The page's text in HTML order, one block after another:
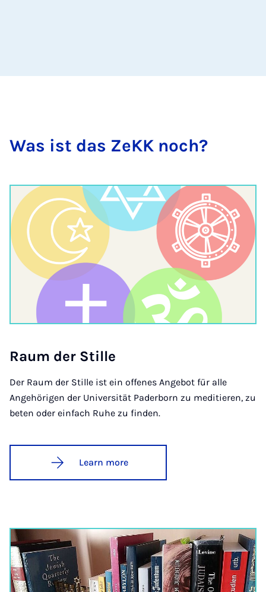
Was ist das ZeKK noch?
Raum der Stille
Der Raum der Stille ist ein offenes Angebot für alle
Angehörigen der Universität Paderborn zu meditieren, zu
beten oder einfach Ruhe zu finden.
Learn more